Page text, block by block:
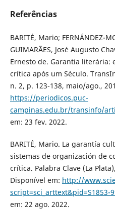
Referências
BARITÉ, Mario; FERNÁNDEZ-
GUIMARÃES, José Augusto
Ernesto de. Garantia literária:
crítica após um Século.
n. 2, p. 123-138, maio/ago.,
https://periodicos.puc-
campinas.edu.br/transinfo/
em: 23 fev. 2022.
BARITÉ, Mario. La garantía
sistemas de organización de
crítica. Palabra Clave (La
Disponível em: http://
script=sci_arttext&pid=S1853-
em: 22 ago. 2022.